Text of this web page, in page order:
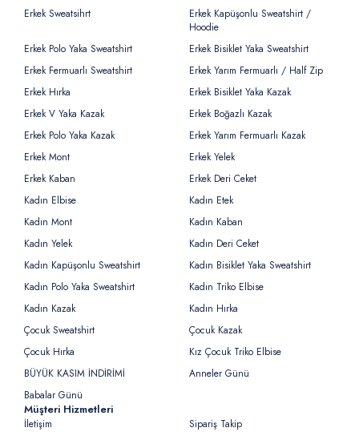
Erkek Sweatsihrt
Erkek Kapüşonlu Sweatshirt /
Hoodie
Erkek Polo Yaka Sweatshirt
Erkek Bisiklet Yaka Sweatshirt
Erkek Fermuarlı Sweatshirt
Erkek Yarım Fermuarlı / Half Zip
Erkek Hırka
Erkek Bisiklet Yaka Kazak
Erkek V Yaka Kazak
Erkek Boğazlı Kazak
Erkek Polo Yaka Kazak
Erkek Yarım Fermuarlı Kazak
Erkek Mont
Erkek Yelek
Erkek Kaban
Erkek Deri Ceket
Kadın Elbise
Kadın Etek
Kadın Mont
Kadın Kaban
Kadın Yelek
Kadın Deri Ceket
Kadın Kapüşonlu Sweatshirt
Kadın Bisiklet Yaka Sweatshirt
Kadın Polo Yaka Sweatshirt
Kadın Triko Elbise
Kadın Kazak
Kadın Hırka
Çocuk Sweatshirt
Çocuk Kazak
Çocuk Hırka
Kız Çocuk Triko Elbise
BÜYÜK KASIM İNDİRİMİ
Anneler Günü
Babalar Günü
Müşteri Hizmetleri
İletişim
Sipariş Takip